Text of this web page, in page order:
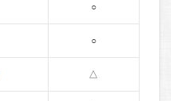
○
○
△